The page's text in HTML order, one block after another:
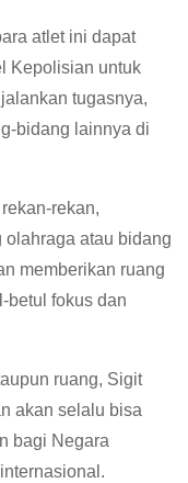
atlet ini dapat
Kepolisian untuk
tugasnya,
bidang lainnya di
rekan,
olahraga atau bidang
memberikan ruang
betul fokus dan
ruang, Sigit
akan selalu bisa
bagi Negara